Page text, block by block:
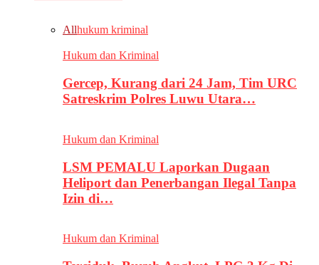
Allhukum kriminal
Hukum dan Kriminal
Gercep, Kurang dari 24 Jam, Tim URC
Satreskrim Polres Luwu Utara…
Hukum dan Kriminal
LSM PEMALU Laporkan Dugaan
Heliport dan Penerbangan Ilegal Tanpa
Izin di…
Hukum dan Kriminal